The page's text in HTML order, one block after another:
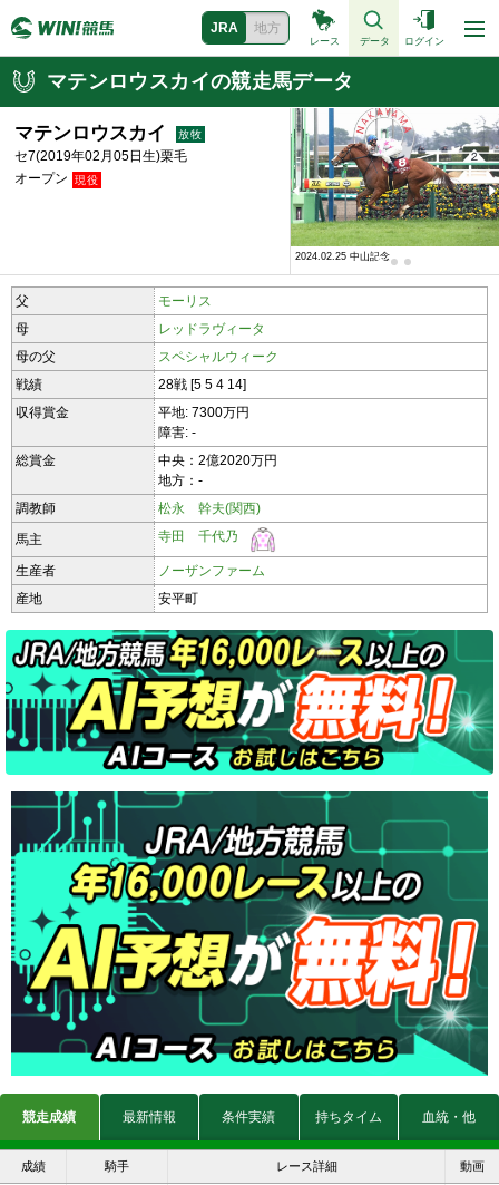
JRA 地方
レース データ ログイン
マテンロウスカイの競走馬データ
マテンロウスカイ
セ7(2019年02月05日生)栗毛
オープン
2024.02.25 中山記念
父
モーリス
母
レッドラヴィータ
母の父
スペシャルウィーク
戦績
28戦 [5 5 4 14]
収得賞金
平地: 7300万円
障害: -
総賞金
中央：2億2020万円
地方：-
調教師
松永 幹夫(関西)
馬主
寺田 千代乃
生産者
ノーザンファーム
産地
安平町
競走成績 最新情報 条件実績 持ちタイム 血統・他
成績 騎手 レース詳細 動画